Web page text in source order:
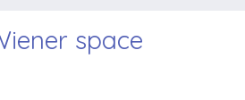
space